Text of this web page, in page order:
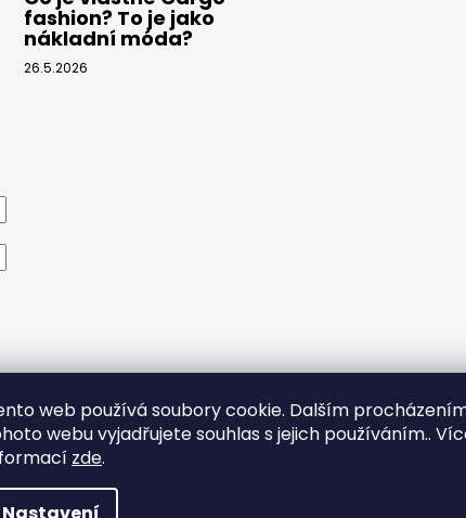
web používá soubory cookie. Dalším
webu vyjadřujete souhlas s jejich používáním..
zde.
fashion? To je jako
nákladní móda?
26.5.2026
yps
. Všechna práva vyhrazena.